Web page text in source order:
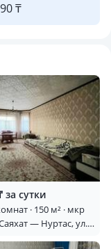
₸
за сутки
· 150 м² · мкр
— Нуртас, ул.